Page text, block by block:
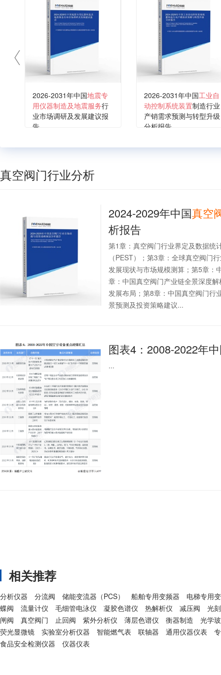
2026-2031年中国地震专
用仪器制造及地震服务行
业市场调研及发展建议报
告
2026-2031年中国工业自
动控制系统装置制造行业
产销需求预测与转型升级
分析报告
真空阀门行业分析
2024-2029年中国真空
析报告
第1章：真空阀门行业界定及数据统
（PEST）；第3章：全球真空阀门
发展现状与市场规模测算；第5章：
章：中国真空阀门产业链全景深度
发展布局；第8章：中国真空阀门行
景预测及投资策略建议...
图表4：2008-2022年
...
相关推荐
分析仪器 分流阀 储能变流器（PCS） 船舶专用变频器
电梯专用
蝶阀
流量计仪 毛细管电泳仪 凝胶色谱仪 热解析仪 减压阀
光
闸阀
真空阀门 止回阀 紫外分析仪 薄层色谱仪 衡器制造
光学
荧光显微镜
实验室分析仪器 智能燃气表 联轴器 通用仪器仪表
食品安全检测仪器
仪器仪表